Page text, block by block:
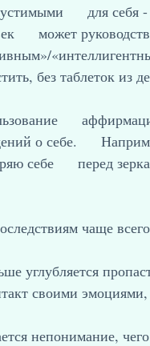
для себя -
может
без таблеток из
о себе.
себе      перед
чаще
углубляется
своими
непонимание,